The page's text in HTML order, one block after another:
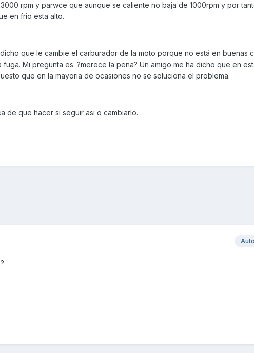
rpm y parwce que aunque se caliente no baja de 1000rpm y por
en frio esta alto.
que le cambie el carburador de la moto porque no está en buenas
Mi pregunta es: ?merece la pena? Un amigo me ha dicho que en
que en la mayoria de ocasiones no se soluciona el problema.
de que hacer si seguir asi o cambiarlo.